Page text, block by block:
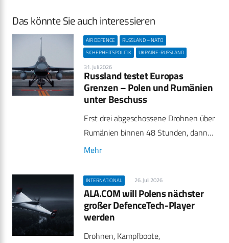
Das könnte Sie auch interessieren
AIR DEFENCE
RUSSLAND – NATO
SICHERHEITSPOLITIK
UKRAINE-RUSSLAND
31. Juli 2026
Russland testet Europas
Grenzen – Polen und Rumänien
unter Beschuss
Erst drei abgeschossene Drohnen über
Rumänien binnen 48 Stunden, dann…
Mehr
INTERNATIONAL 26. Juli 2026
ALA.COM will Polens nächster
großer DefenceTech-Player
werden
Drohnen, Kampfboote,